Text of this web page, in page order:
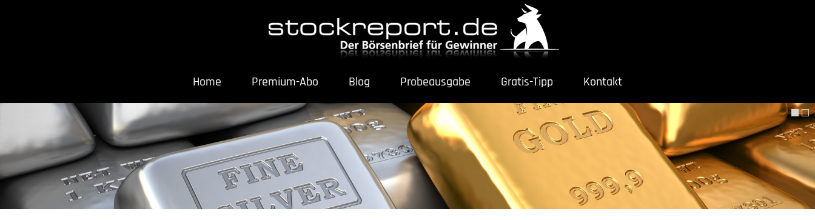
Home Premium-Abo Blog Probeausgabe Gratis-Tipp Kontakt